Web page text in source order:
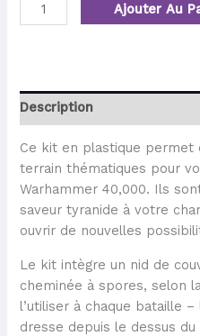
Ajouter Au
Description
Ce kit en plastique permet
terrain thématiques pour
Warhammer 40,000. Ils
saveur tyranide à votre
ouvrir de nouvelles
Le kit intègre un nid de
cheminée à spores, selon
l’utiliser à chaque bataille
dresse depuis le dessus